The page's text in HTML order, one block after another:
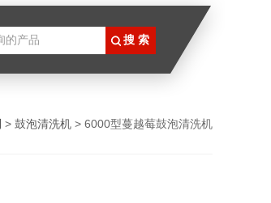
> 鼓泡清洗机 > 6000型蔓越莓鼓泡清洗机